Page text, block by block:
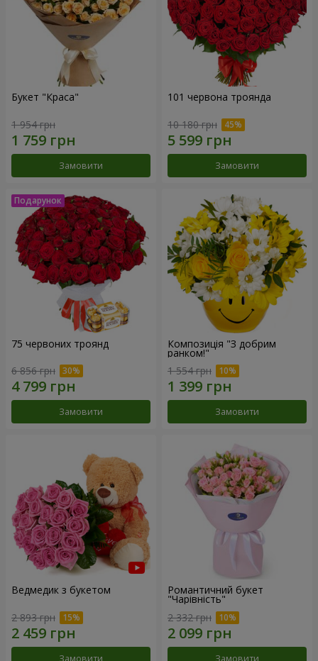
Букет "Краса"
1 954 грн
Замовити
101 червона троянда
10 180 грн
Замовити
75 червоних троянд
6 856 грн
Замовити
Композиція "З добрим
ранком!"
1 554 грн
Замовити
Ведмедик з букетом
2 893 грн
Замовити
Романтичний букет
"Чарівність"
2 332 грн
Замовити